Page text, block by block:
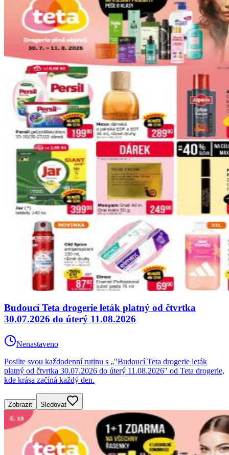
Budoucí Teta drogerie leták platný od čtvrtka
30.07.2026 do úterý 11.08.2026
Nenastaveno
Posilte svou každodenní rutinu s „"Budoucí Teta drogerie leták
platný od čtvrtka 30.07.2026 do úterý 11.08.2026" od Teta drogerie,
kde krása začíná každý den.
Zobrazit Sledovat